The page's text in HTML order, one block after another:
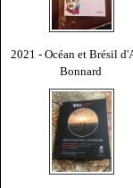
2021 - Océan et Brésil
Bonnard